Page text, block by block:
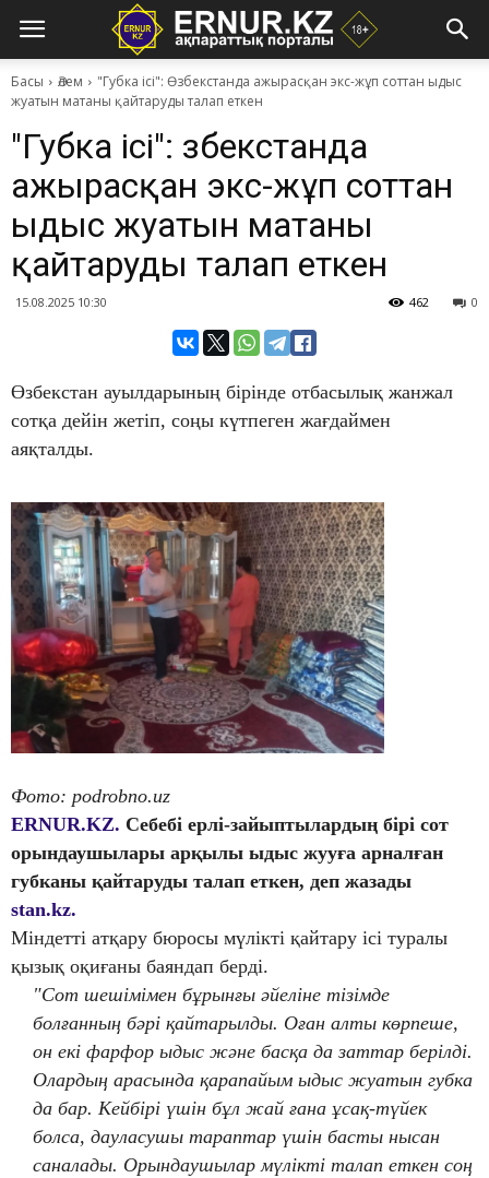
Басы Әлем
"Губка ісі": Өзбекстанда ажырасқан экс-жұп соттан ыдыс
жуатын матаны қайтаруды талап еткен
"Губка ісі": Өзбекстанда
ажырасқан экс-жұп соттан
ыдыс жуатын матаны
қайтаруды талап еткен
15.08.2025 10:30 0
462
Өзбекстан ауылдарының бірінде отбасылық жанжал
сотқа дейін жетіп, соңы күтпеген жағдаймен
аяқталды.
Фото: podrobno.uz
ERNUR.KZ. Себебі ерлі-зайыптылардың бірі сот
орындаушылары арқылы ыдыс жууға арналған
губканы қайтаруды талап еткен, деп жазады
stan.kz.
Міндетті атқару бюросы мүлікті қайтару ісі туралы
қызық оқиғаны баяндап берді.
"Сот шешімімен бұрынғы әйеліне тізімде
болғанның бәрі қайтарылды. Оған алты көрпеше,
он екі фарфор ыдыс және басқа да заттар берілді.
Олардың арасында қарапайым ыдыс жуатын губка
да бар. Кейбірі үшін бұл жай ғана ұсақ-түйек
болса, дауласушы тараптар үшін басты нысан
саналады. Орындаушылар мүлікті талап еткен соң